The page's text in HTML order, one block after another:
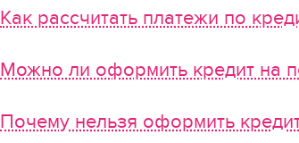
Как рассчитать платежи по
Можно ли оформить кредит на
Почему нельзя оформить